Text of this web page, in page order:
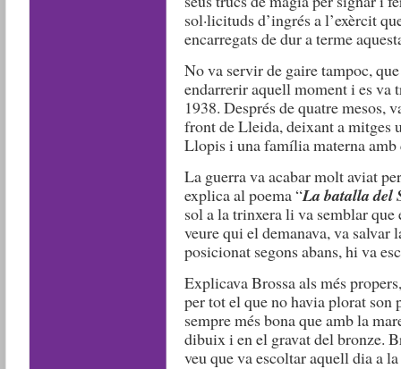
sol·licituds d’ingrés a l’exèrcit
encarregats de dur a terme
No va servir de gaire tampoc,
endarrerir aquell moment i es va
1938. Després de quatre mesos,
front de Lleida, deixant a mitges
Llopis i una família materna amb
La guerra va acabar molt aviat
explica al poema “Labatalla del
sol a la trinxera li va semblar
veure qui el demanava, va salvar
posicionat segons abans, hi va
Explicava Brossa als més
per tot el que no havia plorat son
sempre més bona que amb la
dibuix i en el gravat del bronze.
veu que va escoltar aquell dia a